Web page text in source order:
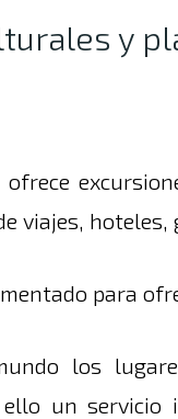
y
viajes,
para
los
un